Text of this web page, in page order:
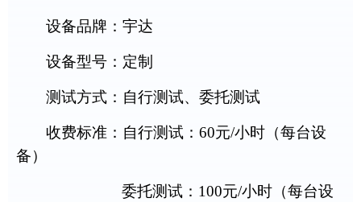
设备品牌： 宇达
设备型号： 定制
测试方式： 自行测试、委托测试
收费标准： 自行测试： 60元/小时（每台设
备）
委托测试： 100元/小时（每台设